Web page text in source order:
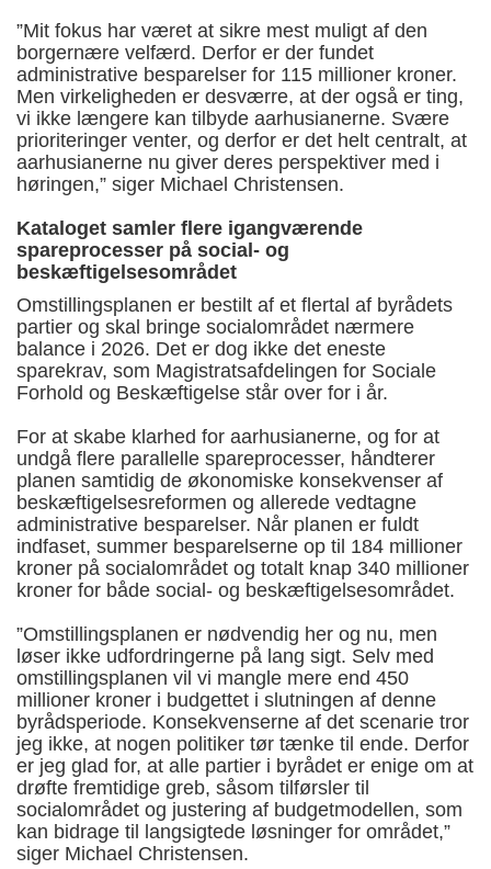
”Mit fokus har været at sikre mest muligt af den
borgernære velfærd. Derfor er der fundet
administrative besparelser for 115 millioner kroner.
Men virkeligheden er desværre, at der også er ting,
vi ikke længere kan tilbyde aarhusianerne. Svære
prioriteringer venter, og derfor er det helt centralt, at
aarhusianerne nu giver deres perspektiver med i
høringen,” siger Michael Christensen.
Kataloget samler flere igangværende
spareprocesser på social- og
beskæftigelsesområdet
Omstillingsplanen er bestilt af et flertal af byrådets
partier og skal bringe socialområdet nærmere
balance i 2026. Det er dog ikke det eneste
sparekrav, som Magistratsafdelingen for Sociale
Forhold og Beskæftigelse står over for i år.
For at skabe klarhed for aarhusianerne, og for at
undgå flere parallelle spareprocesser, håndterer
planen samtidig de økonomiske konsekvenser af
beskæftigelsesreformen og allerede vedtagne
administrative besparelser. Når planen er fuldt
indfaset, summer besparelserne op til 184 millioner
kroner på socialområdet og totalt knap 340 millioner
kroner for både social- og beskæftigelsesområdet.
”Omstillingsplanen er nødvendig her og nu, men
løser ikke udfordringerne på lang sigt. Selv med
omstillingsplanen vil vi mangle mere end 450
millioner kroner i budgettet i slutningen af denne
byrådsperiode. Konsekvenserne af det scenarie tror
jeg ikke, at nogen politiker tør tænke til ende. Derfor
er jeg glad for, at alle partier i byrådet er enige om at
drøfte fremtidige greb, såsom tilførsler til
socialområdet og justering af budgetmodellen, som
kan bidrage til langsigtede løsninger for området,”
siger Michael Christensen.